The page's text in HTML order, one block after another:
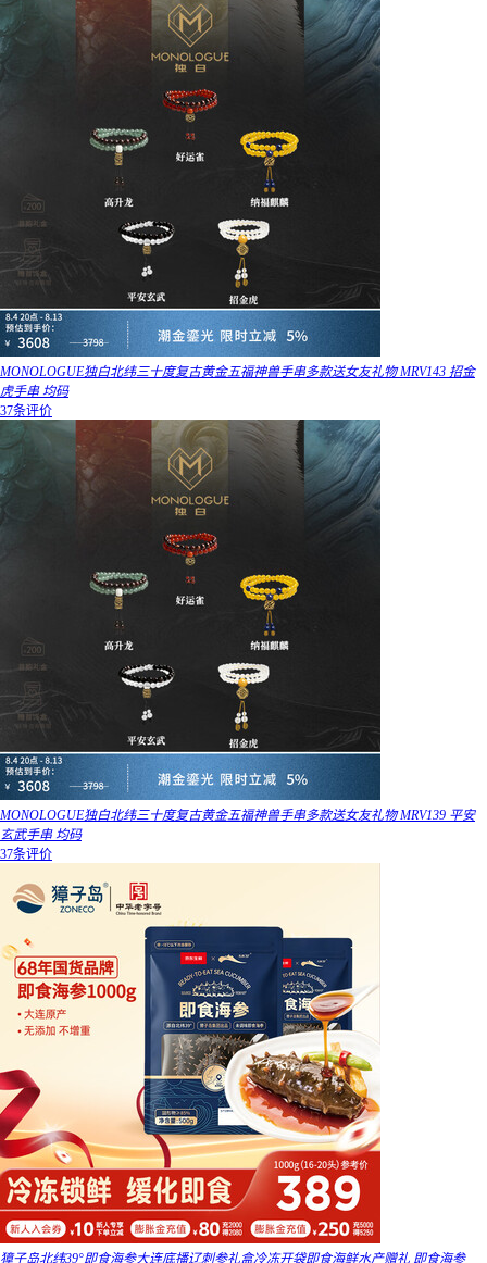
MONOLOGUE独白北纬三十度复古黄金五福神兽手串多款送女友礼物 MRV143 招金
虎手串 均码
37条评价
MONOLOGUE独白北纬三十度复古黄金五福神兽手串多款送女友礼物 MRV139 平安
玄武手串 均码
37条评价
獐子岛北纬39°即食海参大连底播辽刺参礼盒冷冻开袋即食海鲜水产赠礼 即食海参